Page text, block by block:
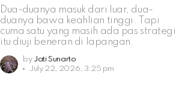
Dua-duanya masuk dari luar, dua-
duanya bawa keahlian tinggi. Tapi
cuma satu yang masih ada pas strategi
itu diuji beneran di lapangan.
by Jati Sunarto
July 22, 2026, 3:25 pm